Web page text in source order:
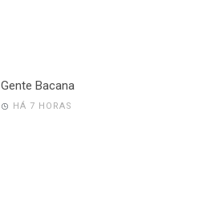
Gente Bacana
HÁ 7 HORAS